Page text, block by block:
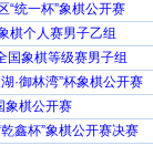
“统一杯”象棋公开赛
棋个人赛男子乙组
国象棋等级赛男子组
·御林湾”杯象棋公开赛
象棋公开赛
鑫杯”象棋公开赛决赛